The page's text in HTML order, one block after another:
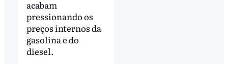
acabam
pressionando os
preços internos da
gasolina e do
diesel.